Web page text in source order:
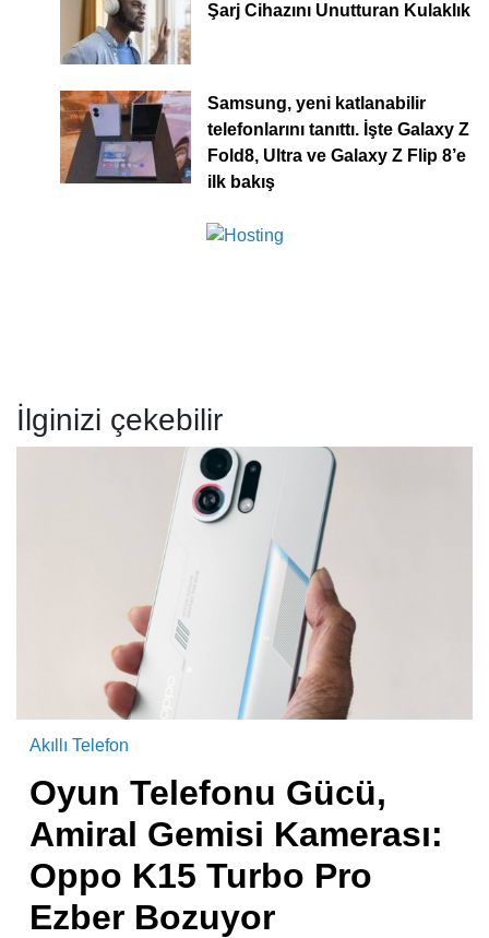
Şarj Cihazını Unutturan Kulaklık
Samsung, yeni katlanabilir
telefonlarını tanıttı. İşte Galaxy Z
Fold8, Ultra ve Galaxy Z Flip 8’e
ilk bakış
İlginizi çekebilir
Akıllı Telefon
Oyun Telefonu Gücü,
Amiral Gemisi Kamerası:
Oppo K15 Turbo Pro
Ezber Bozuyor